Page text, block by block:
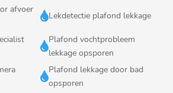
afvoer
Lekdetectie plafond lekkage

Plafond vochtprobleem
lekkage opsporen

Plafond lekkage door bad
opsporen